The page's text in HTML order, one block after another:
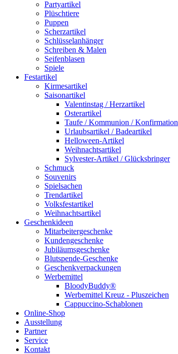
Partyartikel
Plüschtiere
Puppen
Scherzartikel
Schlüsselanhänger
Schreiben & Malen
Seifenblasen
Spiele
Festartikel
Kirmesartikel
Saisonartikel
Valentinstag / Herzartikel
Osterartikel
Taufe / Kommunion / Konfirmation
Urlaubsartikel / Badeartikel
Helloween-Artikel
Weihnachtsartikel
Sylvester-Artikel / Glücksbringer
Schmuck
Souvenirs
Spielsachen
Trendartikel
Volksfestartikel
Weihnachtsartikel
Geschenkideen
Mitarbeitergeschenke
Kundengeschenke
Jubiläumsgeschenke
Blutspende-Geschenke
Geschenkverpackungen
Werbemittel
BloodyBuddy®
Werbemittel Kreuz - Pluszeichen
Cappuccino-Schablonen
Online-Shop
Ausstellung
Partner
Service
Kontakt